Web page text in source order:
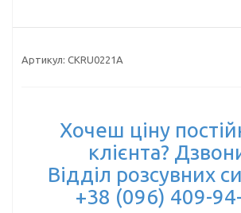
Артикул: CKRU0221A
Хочеш ціну
клієнта?
Відділ розсувних
+38 (096) 409-